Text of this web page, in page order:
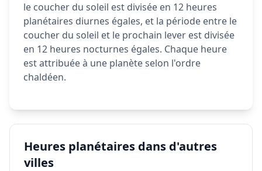
le coucher du soleil est divisée en 12 heures
planétaires diurnes égales, et la période entre le
coucher du soleil et le prochain lever est divisée
en 12 heures nocturnes égales. Chaque heure
est attribuée à une planète selon l'ordre
chaldéen.
Heures planétaires dans d'autres
villes